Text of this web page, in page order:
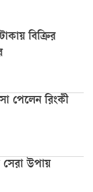
বিক্রির
পেলেন রিংকী
উপায়